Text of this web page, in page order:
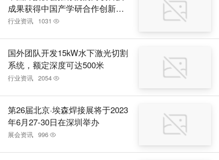
成果获得中国产学研合作创新成
果二等奖
行业资讯 1031
国外团队开发15kW水下激光切割
系统，额定深度可达500米
行业资讯 2054
第26届北京·埃森焊接展将于2023
年6月27-30日在深圳举办
展会资讯 996